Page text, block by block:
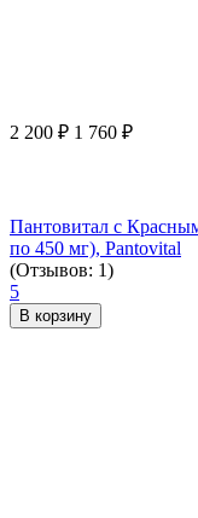
2 200 ₽ 1 760 ₽
Пантовитал с
по 450 мг), Pantovital
(Отзывов: 1)
5
В корзину